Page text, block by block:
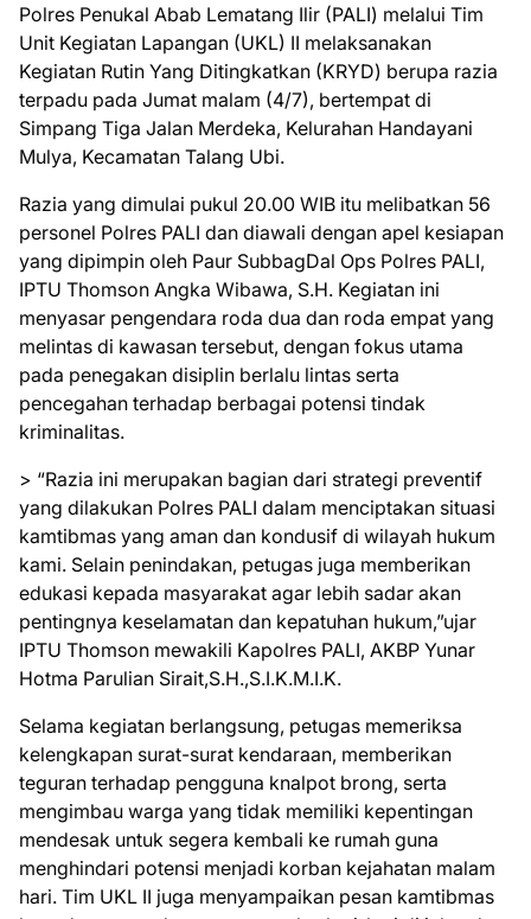
Polres Penukal Abab Lematang Ilir (PALI) melalui Tim
Unit Kegiatan Lapangan (UKL) II melaksanakan
Kegiatan Rutin Yang Ditingkatkan (KRYD) berupa razia
terpadu pada Jumat malam (4/7), bertempat di
Simpang Tiga Jalan Merdeka, Kelurahan Handayani
Mulya, Kecamatan Talang Ubi.
Razia yang dimulai pukul 20.00 WIB itu melibatkan 56
personel Polres PALI dan diawali dengan apel kesiapan
yang dipimpin oleh Paur SubbagDal Ops Polres PALI,
IPTU Thomson Angka Wibawa, S.H. Kegiatan ini
menyasar pengendara roda dua dan roda empat yang
melintas di kawasan tersebut, dengan fokus utama
pada penegakan disiplin berlalu lintas serta
pencegahan terhadap berbagai potensi tindak
kriminalitas.
> “Razia ini merupakan bagian dari strategi preventif
yang dilakukan Polres PALI dalam menciptakan situasi
kamtibmas yang aman dan kondusif di wilayah hukum
kami. Selain penindakan, petugas juga memberikan
edukasi kepada masyarakat agar lebih sadar akan
pentingnya keselamatan dan kepatuhan hukum,”ujar
IPTU Thomson mewakili Kapolres PALI, AKBP Yunar
Hotma Parulian Sirait,S.H.,S.I.K.M.I.K.
Selama kegiatan berlangsung, petugas memeriksa
kelengkapan surat-surat kendaraan, memberikan
teguran terhadap pengguna knalpot brong, serta
mengimbau warga yang tidak memiliki kepentingan
mendesak untuk segera kembali ke rumah guna
menghindari potensi menjadi korban kejahatan malam
hari. Tim UKL II juga menyampaikan pesan kamtibmas